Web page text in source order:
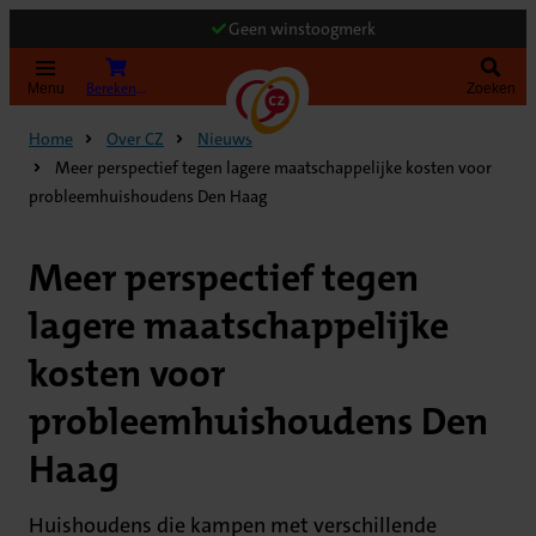
Geen winstoogmerk
Menu Bereken uw premie Zoeken
Home Over CZ
Nieuws
Meer perspectief tegen lagere maatschappelijke kosten voor
probleemhuishoudens Den Haag
Meer perspectief tegen
lagere maatschappelijke
kosten voor
probleemhuishoudens Den
Haag
Huishoudens die kampen met verschillende